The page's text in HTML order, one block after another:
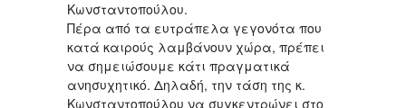
Κωνσταντοπούλου.
Πέρα από τα ευτράπελα γεγονότα που
κατά καιρούς λαμβάνουν χώρα, πρέπει
να σημειώσουμε κάτι πραγματικά
ανησυχητικό. Δηλαδή, την τάση της κ.
Κωνσταντοπούλου να συγκεντρώνει στο